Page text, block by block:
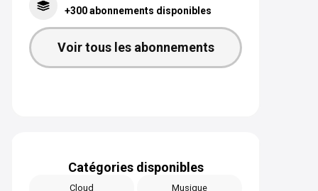
+300 abonnements disponibles
Voir tous les abonnements
Catégories disponibles
Cloud Musique